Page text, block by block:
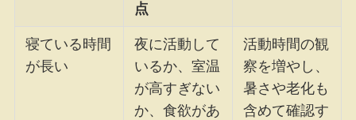
点
寝ている時間
が長い
夜に活動して
いるか、室温
が高すぎない
か、食欲があ
活動時間の観
察を増やし、
暑さや老化も
含めて確認す